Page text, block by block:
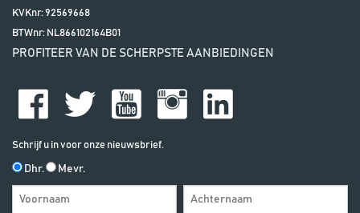
KVKnr: 92569668
BTWnr: NL866102164B01
PROFITEER VAN DE SCHERPSTE AANBIEDINGEN
Schrijf u in voor onze nieuwsbrief.
Dhr. Mevr.